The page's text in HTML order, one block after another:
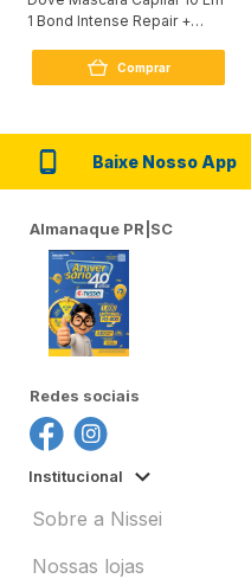
1 Bond Intense Repair +
Comprar
Baixe Nosso App
Almanaque PR|SC
Redes sociais
Institucional
Sobre a Nissei
Nossas lojas